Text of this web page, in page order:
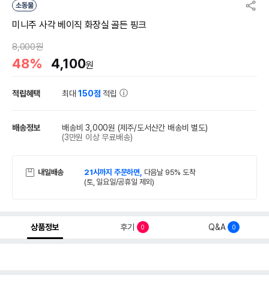
소동물
미니주 사각 베이직 화장실 골든 핑크
8,000원
48% 4,100원
적립혜택 최대150점 적립
배송정보 배송비 3,000원 (제주/도서산간 배송비 별도)
(3만원 이상 무료배송)
내일배송 21시까지 주문하면, 다음날 95% 도착
(토, 일요일/공휴일 제외)
상품정보 후기 0 Q&A 0